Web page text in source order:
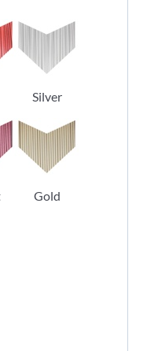
Silver
Gold